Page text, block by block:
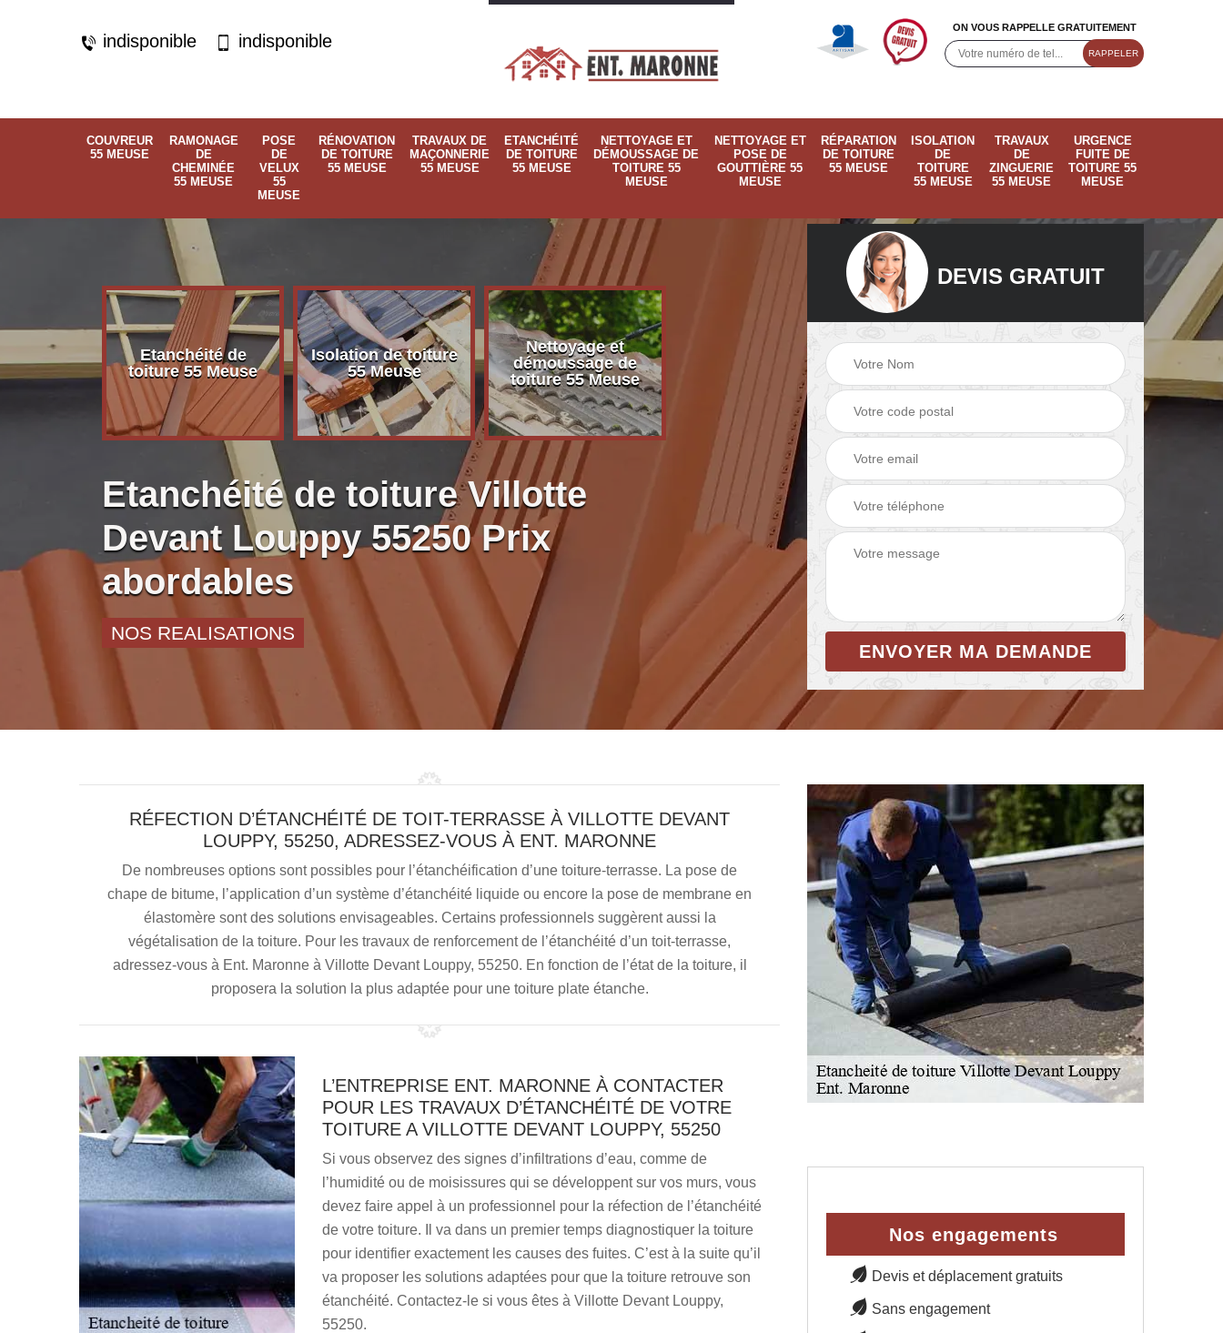
indisponible indisponible
ON VOUS RAPPELLE GRATUITEMENT
COUVREUR
55 MEUSE
RAMONAGE
DE
CHEMINÉE
55 MEUSE
POSE
DE
VELUX
55
MEUSE
RÉNOVATION
DE TOITURE
55 MEUSE
TRAVAUX DE
MAÇONNERIE
55 MEUSE
ETANCHÉITÉ
DE TOITURE
55 MEUSE
NETTOYAGE ET
DÉMOUSSAGE DE
TOITURE 55
MEUSE
NETTOYAGE ET
POSE DE
GOUTTIÈRE 55
MEUSE
RÉPARATION
DE TOITURE
55 MEUSE
ISOLATION
DE
TOITURE
55 MEUSE
TRAVAUX
DE
ZINGUERIE
55 MEUSE
URGENCE
FUITE DE
TOITURE 55
MEUSE
Meuse
Etanchéité de
toiture 55 Meuse
Isolation de toiture
55 Meuse
Nettoyage et
démoussage de
toiture 55 Meuse
Nettoyage et pose
de gouttière 55
Ramonage de
cheminée 55
Etanchéité de toiture Villotte
Devant Louppy 55250 Prix
abordables
NOS REALISATIONS
DEVIS GRATUIT
RÉFECTION D’ÉTANCHÉITÉ DE TOIT-TERRASSE À VILLOTTE DEVANT
LOUPPY, 55250, ADRESSEZ-VOUS À ENT. MARONNE
De nombreuses options sont possibles pour l’étanchéification d’une toiture-terrasse. La pose de
chape de bitume, l’application d’un système d’étanchéité liquide ou encore la pose de membrane en
élastomère sont des solutions envisageables. Certains professionnels suggèrent aussi la
végétalisation de la toiture. Pour les travaux de renforcement de l’étanchéité d’un toit-terrasse,
adressez-vous à Ent. Maronne à Villotte Devant Louppy, 55250. En fonction de l’état de la toiture, il
proposera la solution la plus adaptée pour une toiture plate étanche.
L’ENTREPRISE ENT. MARONNE À CONTACTER
POUR LES TRAVAUX D’ÉTANCHÉITÉ DE VOTRE
TOITURE A VILLOTTE DEVANT LOUPPY, 55250
Si vous observez des signes d’infiltrations d’eau, comme de
l’humidité ou de moisissures qui se développent sur vos murs, vous
devez faire appel à un professionnel pour la réfection de l’étanchéité
de votre toiture. Il va dans un premier temps diagnostiquer la toiture
pour identifier exactement les causes des fuites. C’est à la suite qu’il
va proposer les solutions adaptées pour que la toiture retrouve son
étanchéité. Contactez-le si vous êtes à Villotte Devant Louppy,
55250.
Nos engagements
Devis et déplacement gratuits
Sans engagement